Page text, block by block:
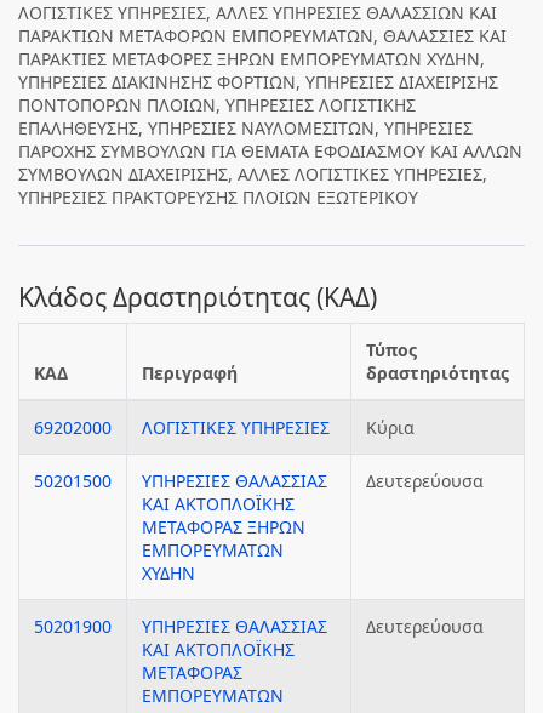
ΛΟΓΙΣΤΙΚΕΣ ΥΠΗΡΕΣΙΕΣ, ΑΛΛΕΣ ΥΠΗΡΕΣΙΕΣ ΘΑΛΑΣΣΙΩΝ ΚΑΙ
ΠΑΡΑΚΤΙΩΝ ΜΕΤΑΦΟΡΩΝ ΕΜΠΟΡΕΥΜΑΤΩΝ, ΘΑΛΑΣΣΙΕΣ ΚΑΙ
ΠΑΡΑΚΤΙΕΣ ΜΕΤΑΦΟΡΕΣ ΞΗΡΩΝ ΕΜΠΟΡΕΥΜΑΤΩΝ ΧΥΔΗΝ,
ΥΠΗΡΕΣΙΕΣ ΔΙΑΚΙΝΗΣΗΣ ΦΟΡΤΙΩΝ, ΥΠΗΡΕΣΙΕΣ ΔΙΑΧΕΙΡΙΣΗΣ
ΠΟΝΤΟΠΟΡΩΝ ΠΛΟΙΩΝ, ΥΠΗΡΕΣΙΕΣ ΛΟΓΙΣΤΙΚΗΣ
ΕΠΑΛΗΘΕΥΣΗΣ, ΥΠΗΡΕΣΙΕΣ ΝΑΥΛΟΜΕΣΙΤΩΝ, ΥΠΗΡΕΣΙΕΣ
ΠΑΡΟΧΗΣ ΣΥΜΒΟΥΛΩΝ ΓΙΑ ΘΕΜΑΤΑ ΕΦΟΔΙΑΣΜΟΥ ΚΑΙ ΑΛΛΩΝ
ΣΥΜΒΟΥΛΩΝ ΔΙΑΧΕΙΡΙΣΗΣ, ΑΛΛΕΣ ΛΟΓΙΣΤΙΚΕΣ ΥΠΗΡΕΣΙΕΣ,
ΥΠΗΡΕΣΙΕΣ ΠΡΑΚΤΟΡΕΥΣΗΣ ΠΛΟΙΩΝ ΕΞΩΤΕΡΙΚΟΥ
Κλάδος Δραστηριότητας (ΚΑΔ)
ΚΑΔ Περιγραφή
Τύπος
δραστηριότητας
69202000 ΛΟΓΙΣΤΙΚΕΣ ΥΠΗΡΕΣΙΕΣ Κύρια
50201500
ΥΠΗΡΕΣΙΕΣ ΘΑΛΑΣΣΙΑΣ
ΚΑΙ ΑΚΤΟΠΛΟΪΚΗΣ
ΜΕΤΑΦΟΡΑΣ ΞΗΡΩΝ
ΕΜΠΟΡΕΥΜΑΤΩΝ
ΧΥΔΗΝ
Δευτερεύουσα
50201900
ΥΠΗΡΕΣΙΕΣ ΘΑΛΑΣΣΙΑΣ
ΚΑΙ ΑΚΤΟΠΛΟΪΚΗΣ
ΜΕΤΑΦΟΡΑΣ
ΕΜΠΟΡΕΥΜΑΤΩΝ
Δευτερεύουσα